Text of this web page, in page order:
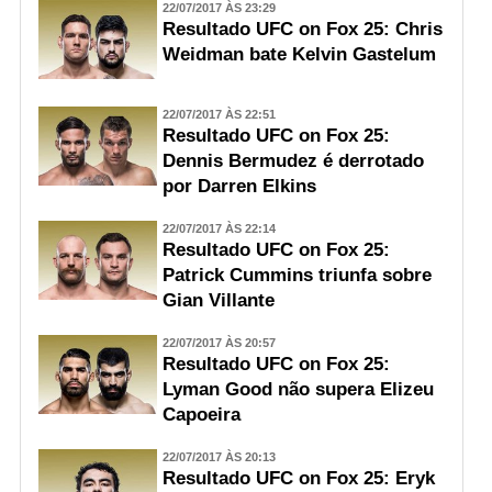
22/07/2017 ÀS 23:29
Resultado UFC on Fox 25: Chris
Weidman bate Kelvin Gastelum
22/07/2017 ÀS 22:51
Resultado UFC on Fox 25:
Dennis Bermudez é derrotado
por Darren Elkins
22/07/2017 ÀS 22:14
Resultado UFC on Fox 25:
Patrick Cummins triunfa sobre
Gian Villante
22/07/2017 ÀS 20:57
Resultado UFC on Fox 25:
Lyman Good não supera Elizeu
Capoeira
22/07/2017 ÀS 20:13
Resultado UFC on Fox 25: Eryk